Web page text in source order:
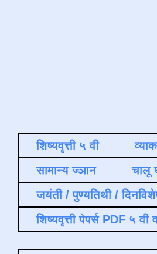
शिष्यवृत्ती ५ वी
सामान्य ज्ञान
चालू
जयंती / पुण्यतिथी /
शिष्यवृत्ती पेपर्स PDF ५ वी